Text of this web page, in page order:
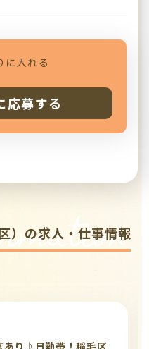
に入れる
応募する
）の求人・仕事情報
あり♪9:00～18:00の